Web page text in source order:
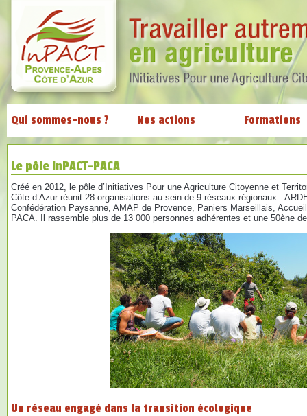
Qui sommes-nous ? Nos actions Formations
Le pôle InPACT-PACA
Créé en 2012, le pôle d’Initiatives Pour une Agriculture Citoyenne et
Côte d’Azur réunit 28 organisations au sein de 9 réseaux régionaux :
Confédération Paysanne, AMAP de Provence, Paniers Marseillais,
PACA. Il rassemble plus de 13 000 personnes adhérentes et une 50ène
Un réseau engagé dans la transition écologique